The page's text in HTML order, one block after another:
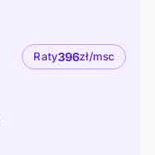
Raty396zł/msc